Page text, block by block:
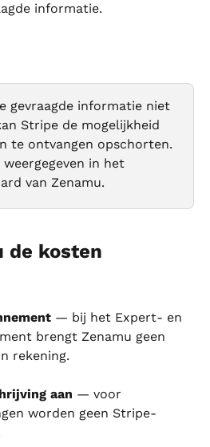
informatie.
gevraagde informatie niet
Stripe de mogelijkheid
te ontvangen opschorten.
in het
van Zenamu.
de kosten
— bij het Expert- en
brengt Zenamu geen
rekening.
aan — voor
worden geen Stripe-